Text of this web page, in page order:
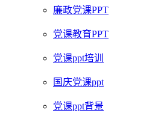
廉政党课PPT
党课教育PPT
党课ppt培训
国庆党课ppt
党课ppt背景